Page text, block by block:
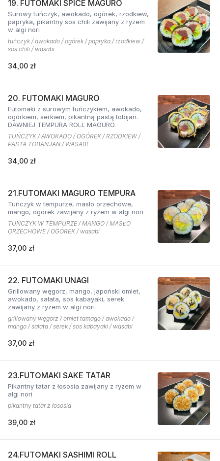
19. FUTOMAKI SPICE MAGURO
Surowy tuńczyk, awokado, ogórek, rzodkiew,
papryka, pikantny sos chili zawijany z ryżem
w algi nori
tuńczyk / awokado / ogórek / papryka / rzodkiew /
sos chili / wasabi
34,00 zł
20. FUTOMAKI MAGURO
Futomaki z surowym tuńczykiem, awokado,
ogórkiem, serkiem, pikantną pastą tobijan.
DAWNIEJ TEMPURA ROLL MAGURO.
TUŃCZYK / AWOKADO / OGÓREK / RZODKIEW /
PASTA TOBANJAN / WASABI
34,00 zł
21.FUTOMAKI MAGURO TEMPURA
Tuńczyk w tempurze, masło orzechowe,
mango, ogórek zawijany z ryżem w algi nori
TUŃCZYK W TEMPURZE / MANGO / MASŁO
ORZECHOWE / OGÓREK / wasabi
37,00 zł
22. FUTOMAKI UNAGI
Grillowany węgorz, mango, japoński omlet,
awokado, sałata, sos kabayaki, serek
zawijany z ryżem w algi nori
grillowany węgorz / omlet tamago / awokado /
mango / sałata / serek / sos kabayaki / wasabi
37,00 zł
23.FUTOMAKI SAKE TATAR
Pikantny tatar z łososia zawijany z ryżem w
algi nori
pikantny tatar z łososia
39,00 zł
24.FUTOMAKI SASHIMI ROLL